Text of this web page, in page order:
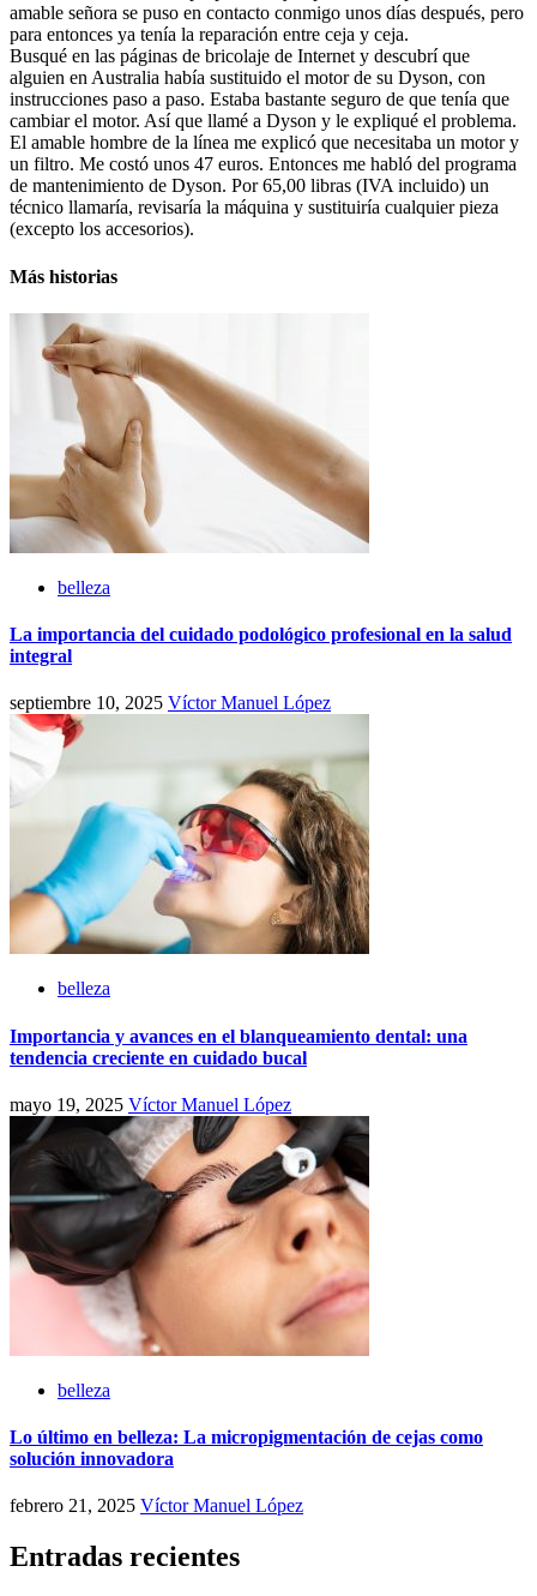
amable señora se puso en contacto conmigo unos días después, pero
para entonces ya tenía la reparación entre ceja y ceja.
Busqué en las páginas de bricolaje de Internet y descubrí que
alguien en Australia había sustituido el motor de su Dyson, con
instrucciones paso a paso. Estaba bastante seguro de que tenía que
cambiar el motor. Así que llamé a Dyson y le expliqué el problema.
El amable hombre de la línea me explicó que necesitaba un motor y
un filtro. Me costó unos 47 euros. Entonces me habló del programa
de mantenimiento de Dyson. Por 65,00 libras (IVA incluido) un
técnico llamaría, revisaría la máquina y sustituiría cualquier pieza
(excepto los accesorios).
Más historias
belleza
La importancia del cuidado podológico profesional en la salud
integral
septiembre 10, 2025 Víctor Manuel López
belleza
Importancia y avances en el blanqueamiento dental: una
tendencia creciente en cuidado bucal
mayo 19, 2025 Víctor Manuel López
belleza
Lo último en belleza: La micropigmentación de cejas como
solución innovadora
febrero 21, 2025 Víctor Manuel López
Entradas recientes